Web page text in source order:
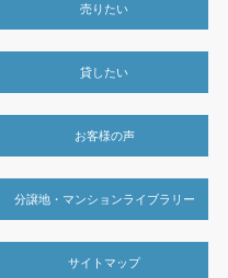
売りたい
貸したい
お客様の声
分譲地・マンションライブラリー
サイトマップ